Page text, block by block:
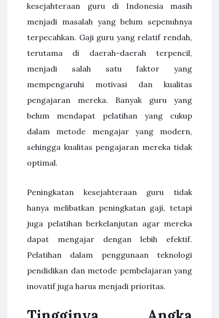
kesejahteraan guru di Indonesia masih
menjadi masalah yang belum sepenuhnya
terpecahkan. Gaji guru yang relatif rendah,
terutama di daerah-daerah terpencil,
menjadi salah satu faktor yang
mempengaruhi motivasi dan kualitas
pengajaran mereka. Banyak guru yang
belum mendapat pelatihan yang cukup
dalam metode mengajar yang modern,
sehingga kualitas pengajaran mereka tidak
optimal.
Peningkatan kesejahteraan guru tidak
hanya melibatkan peningkatan gaji, tetapi
juga pelatihan berkelanjutan agar mereka
dapat mengajar dengan lebih efektif.
Pelatihan dalam penggunaan teknologi
pendidikan dan metode pembelajaran yang
inovatif juga harus menjadi prioritas.